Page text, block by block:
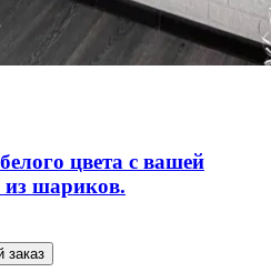
цвета с вашей
из шариков.
заказ